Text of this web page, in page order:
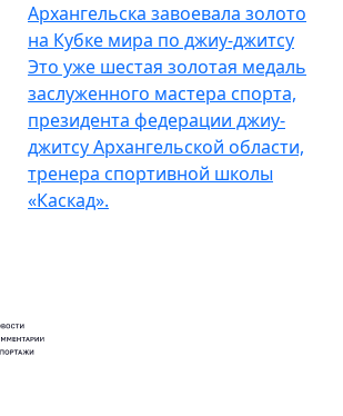
Архангельска завоевала золото
на Кубке мира по джиу-джитсу
Это уже шестая золотая медаль
заслуженного мастера спорта,
президента федерации джиу-
джитсу Архангельской области,
тренера спортивной школы
«Каскад».